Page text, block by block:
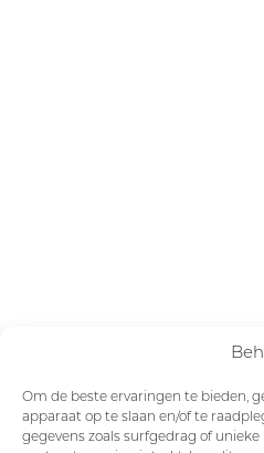
Om de beste ervaringen te bieden,
apparaat op te slaan en/of te
gegevens zoals surfgedrag of